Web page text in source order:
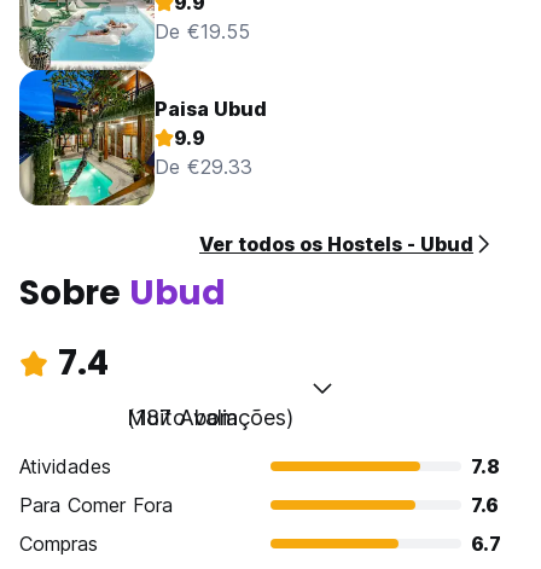
De €19.55
Paisa Ubud
9.9
De €29.33
Ver todos os Hostels - Ubud
Sobre Ubud
7.4
Muito bom
(187 Avaliações)
Atividades
7.8
Para Comer Fora
7.6
Compras
6.7